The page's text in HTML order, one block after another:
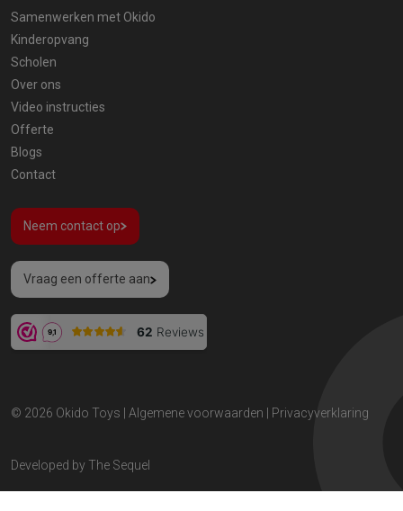
Samenwerken met Okido
Kinderopvang
Scholen
Over ons
Video instructies
Offerte
Blogs
Contact
Neem contact op
Vraag een offerte aan
© 2026 Okido Toys Algemene voorwaarden Privacyverklaring
Developed by The Sequel